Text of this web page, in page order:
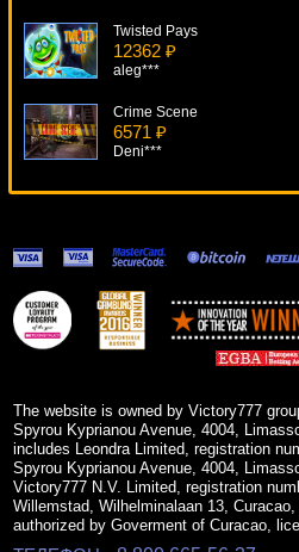
Twisted Pays
12362 ₽
aleg***
Crime Scene
6571 ₽
Deni***
Caribbean Stud Professional Series
9999 ₽
superman***
HotShot
The website is owned by Victory777
Spyrou Kyprianou Avenue, 4004,
includes Leondra Limited, registration
Spyrou Kyprianou Avenue, 4004,
Victory777 N.V. Limited, registration
Willemstad, Wilhelminalaan 13,
authorized by Goverment of Curacao,